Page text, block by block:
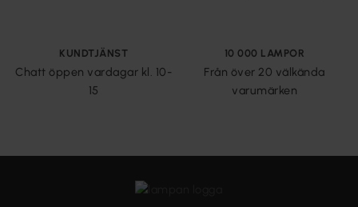
KUNDTJÄNST
Chatt öppen vardagar kl. 10-
15
10 000 LAMPOR
Från över 20 välkända
varumärken